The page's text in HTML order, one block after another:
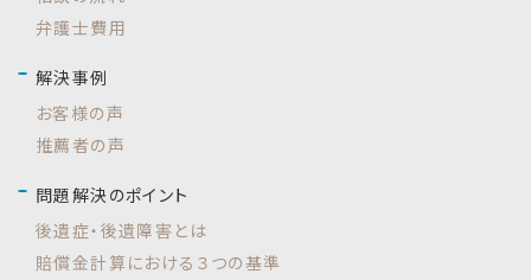
弁護士費用
解決事例
お客様の声
推薦者の声
問題解決のポイント
後遺症・後遺障害とは
賠償金計算における３つの基準